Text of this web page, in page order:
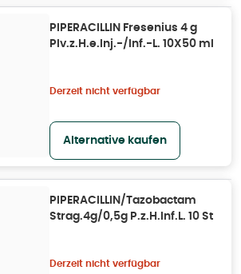
PIPERACILLIN Fresenius 4 g
Plv.z.H.e.Inj.-/Inf.-L. 10X50 ml
Derzeit nicht verfügbar
Alternative kaufen
PIPERACILLIN/Tazobactam
Strag.4g/0,5g P.z.H.Inf.L. 10 St
Derzeit nicht verfügbar